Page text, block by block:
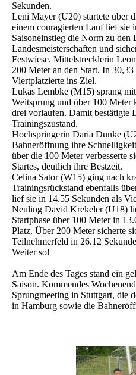
Sekunden.
Leni Mayer (U20) startete über
einem couragierten Lauf lief sie
Saisoneinstieg die Norm zu den
Landesmeisterschaften und
Festwiese. Mittelstrecklerin
200 Meter an den Start. In
Viertplatzierte ins Ziel.
Lukas Lembke (M15) sprang
Weitsprung und über 100 Meter
drei vorlaufen. Damit bestätigte
Trainingszustand.
Hochspringerin Daria Dunke
Bahneröffnung ihre
über die 100 Meter verbesserte
Startes, deutlich ihre Bestzeit.
Celina Sator (W15) ging nach
Trainingsrückstand ebenfalls
lief sie in 14.55 Sekunden als
Neuling David Krekeler (U18)
Startphase über 100 Meter in
Platz. Über 200 Meter sicherte
Teilnehmerfeld in 26.12
Weiter so!
Am Ende des Tages stand ein
Saison. Kommendes
Sprungmeeting in Stuttgart, die
in Hamburg sowie die